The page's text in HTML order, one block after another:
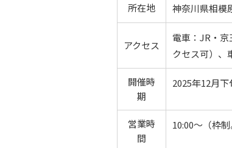
所在地 神奈川県相模
アクセス
電車：JR・
クセス可）、
開催時
期
2025年12月下
営業時
間
10:00～（枠